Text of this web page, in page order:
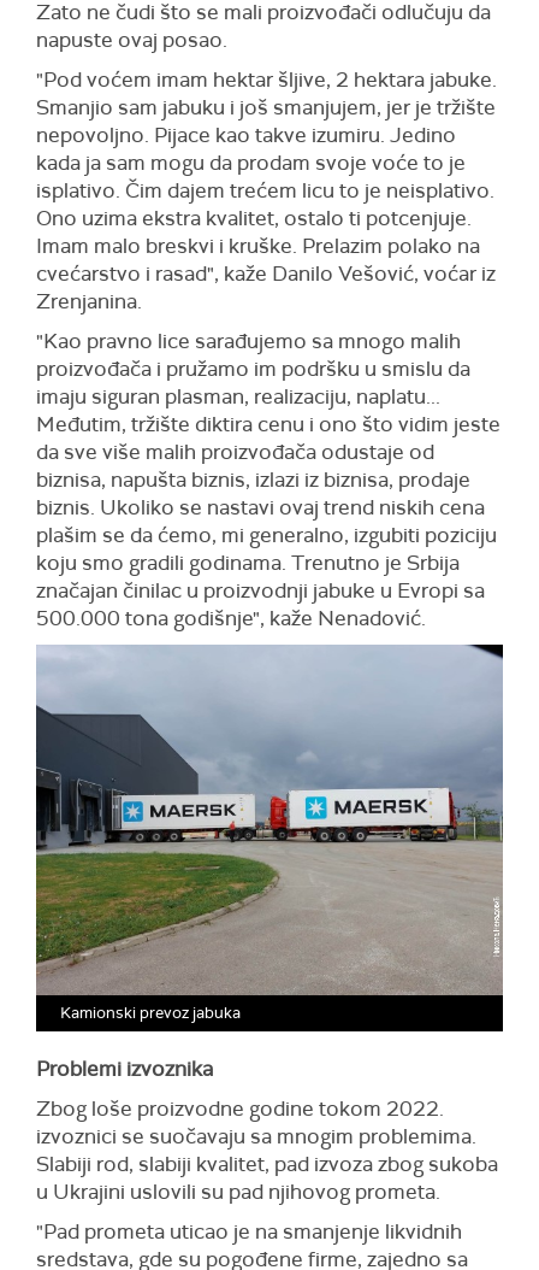
Zato ne čudi što se mali proizvođači odlučuju da
napuste ovaj posao.
"Pod voćem imam hektar šljive, 2 hektara jabuke.
Smanjio sam jabuku i još smanjujem, jer je tržište
nepovoljno. Pijace kao takve izumiru. Jedino
kada ja sam mogu da prodam svoje voće to je
isplativo. Čim dajem trećem licu to je neisplativo.
Ono uzima ekstra kvalitet, ostalo ti potcenjuje.
Imam malo breskvi i kruške. Prelazim polako na
cvećarstvo i rasad", kaže Danilo Vešović, voćar iz
Zrenjanina.
"Kao pravno lice sarađujemo sa mnogo malih
proizvođača i pružamo im podršku u smislu da
imaju siguran plasman, realizaciju, naplatu...
Međutim, tržište diktira cenu i ono što vidim jeste
da sve više malih proizvođača odustaje od
biznisa, napušta biznis, izlazi iz biznisa, prodaje
biznis. Ukoliko se nastavi ovaj trend niskih cena
plašim se da ćemo, mi generalno, izgubiti poziciju
koju smo gradili godinama. Trenutno je Srbija
značajan činilac u proizvodnji jabuke u Evropi sa
500.000 tona godišnje", kaže Nenadović.
Kamionski prevoz jabuka
Problemi izvoznika
Zbog loše proizvodne godine tokom 2022.
izvoznici se suočavaju sa mnogim problemima.
Slabiji rod, slabiji kvalitet, pad izvoza zbog sukoba
u Ukrajini uslovili su pad njihovog prometa.
"Pad prometa uticao je na smanjenje likvidnih
sredstava, gde su pogođene firme, zajedno sa